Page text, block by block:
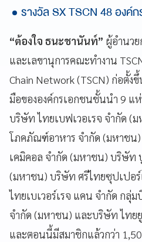
รางวัล SX TSCN 48 องค์ก
“ต้องใจ ธนะชานันท์” ผู้อำนว
และเลขานุการคณะทำงาน
Chain Network (TSCN) ก่อตั้ง
มือขององค์กรเอกชนชั้นนำ 9 แ
บริษัท ไทยเบฟเวอเรจ จำกัด (
โภคภัณฑ์อาหาร จำกัด (มหาช
เคมิคอล จำกัด (มหาชน) บริษัท
(มหาชน) บริษัท ศรีไทยซุปเปอ
ไทยเบเวอร์เรจ แคน จำกัด กลุ่
จำกัด (มหาชน) และบริษัท ไทย
และตอนนี้มีสมาชิกแล้วกว่า